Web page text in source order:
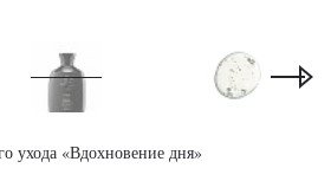
ухода «Вдохновение дня»